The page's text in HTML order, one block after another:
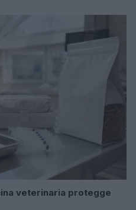
veterinaria protegge